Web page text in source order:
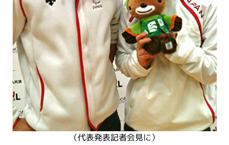
（代表発表記者会見に）